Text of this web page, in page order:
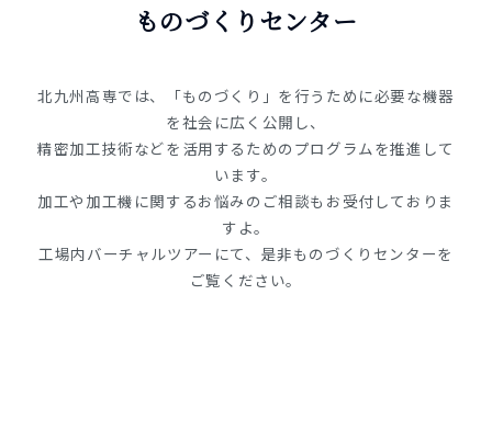
ものづくりセンター
北九州高専では、「ものづくり」を行うために必要な機器
を社会に広く公開し、
精密加工技術などを活用するためのプログラムを推進して
います。
加工や加工機に関するお悩みのご相談もお受付しておりま
すよ。
工場内バーチャルツアーにて、是非ものづくりセンターを
ご覧ください。